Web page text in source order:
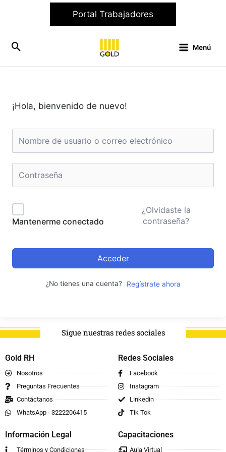
contenido
Portal Trabajadores
Menú
¡Hola, bienvenido de nuevo!
Mantenerme conectado
¿Olvidaste la
contraseña?
Acceder
¿No tienes una cuenta? Regístrate ahora
Sigue nuestras redes sociales
Gold RH
Nosotros
Preguntas Frecuentes
Contáctanos
WhatsApp - 3222206415
Redes Sociales
Facebook
Instagram
Linkedin
Tik Tok
Información Legal
Términos y Condiciones
Capacitaciones
Aula Virtual